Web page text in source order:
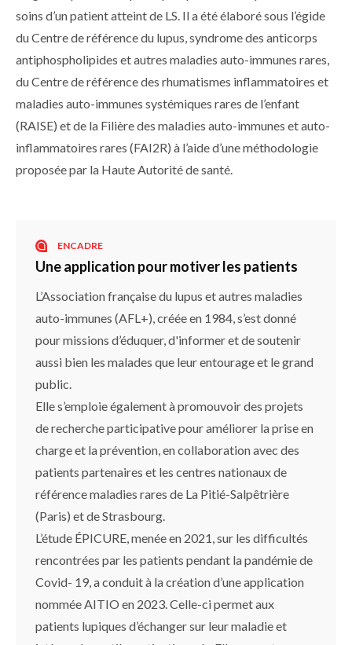
soins d’un patient atteint de LS. Il a été élaboré sous l’égide
du Centre de référence du lupus, syndrome des anticorps
antiphospholipides et autres maladies auto-immunes rares,
du Centre de référence des rhumatismes inflammatoires et
maladies auto-immunes systémiques rares de l’enfant
(RAISE) et de la Filière des maladies auto-immunes et auto-
inflammatoires rares (FAI2R) à l’aide d’une méthodologie
proposée par la Haute Autorité de santé.
ENCADRE
Une application pour motiver les patients
L’Association française du lupus et autres maladies
auto-immunes (AFL+), créée en 1984, s’est donné
pour missions d’éduquer, d'informer et de soutenir
aussi bien les malades que leur entourage et le grand
public.
Elle s’emploie également à promouvoir des projets
de recherche participative pour améliorer la prise en
charge et la prévention, en collaboration avec des
patients partenaires et les centres nationaux de
référence maladies rares de La Pitié-Salpêtrière
(Paris) et de Strasbourg.
L’étude ÉPICURE, menée en 2021, sur les difficultés
rencontrées par les patients pendant la pandémie de
Covid- 19, a conduit à la création d’une application
nommée AITIO en 2023. Celle-ci permet aux
patients lupiques d’échanger sur leur maladie et